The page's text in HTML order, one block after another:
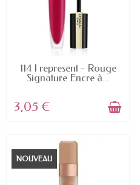
EN STOCK
114 I represent - Rouge
Signature Encre à...
3,05 €
NOUVEAU